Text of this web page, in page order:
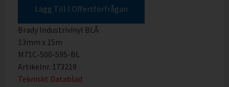
Lägg Till I Offertförfrågan
Brady Industrivinyl BLÅ
13mm x 15m
M71C-500-595-BL
Artikelnr. 173219
Tekniskt Datablad